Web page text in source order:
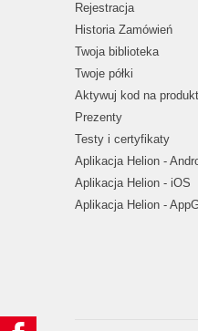
Rejestracja
Historia Zamówień
Twoja biblioteka
Twoje półki
Aktywuj kod na
Prezenty
Testy i certyfikaty
Aplikacja Helion -
Aplikacja Helion - iOS
Aplikacja Helion -